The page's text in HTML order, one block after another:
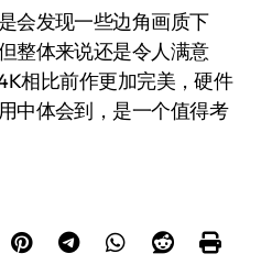
会发现一些边角画质下
整体来说还是令人满意
相比前作更加完美，硬件
中体会到，是一个值得考